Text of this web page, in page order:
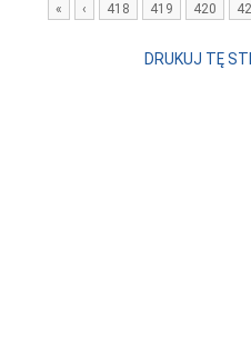
« ‹ 418 419 420
DRUKUJ TĘ